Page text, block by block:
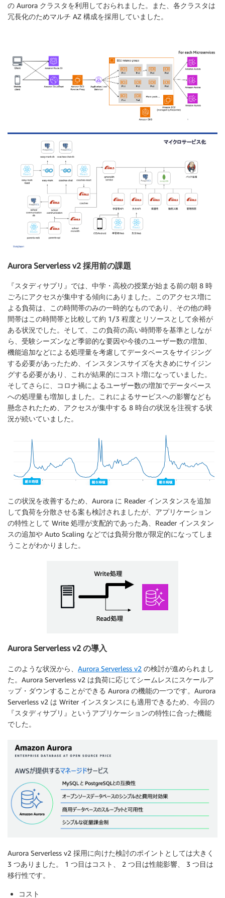
の Aurora クラスタを利用しておられました。また、各クラスタは
冗長化のためマルチ AZ 構成を採用していました。
Aurora Serverless v2 採用前の課題
『スタディサプリ』では、中学・高校の授業が始まる前の朝 8 時
ごろにアクセスが集中する傾向にありました。このアクセス増に
よる負荷は、この時間帯のみの一時的なものであり、その他の時
間帯はこの時間帯と比較して約 1/3 程度とリソースとして余裕が
ある状況でした。そして、この負荷の高い時間帯を基準としなが
ら、受験シーズンなど季節的な要因や今後のユーザー数の増加、
機能追加などによる処理量を考慮してデータベースをサイジング
する必要があったため、インスタンスサイズを大きめにサイジン
グする必要があり、これが結果的にコスト増になっていました。
そしてさらに、コロナ禍によるユーザー数の増加でデータベース
への処理量も増加しました。これによるサービスへの影響なども
懸念されたため、アクセスが集中する 8 時台の状況を注視する状
況が続いていました。
この状況を改善するため、Aurora に Reader インスタンスを追加
して負荷を分散させる案も検討されましたが、アプリケーション
の特性として Write 処理が支配的であった為、Reader インスタン
スの追加や Auto Scaling などでは負荷分散が限定的になってしま
うことがわかりました。
Aurora Serverless v2 の導入
このような状況から、 Aurora Serverless v2 の検討が進められまし
た。Aurora Serverless v2 は負荷に応じてシームレスにスケールア
ップ・ダウンすることができる Aurora の機能の一つです。Aurora
Serverless v2 は Writer インスタンスにも適用できるため、今回の
『スタディサプリ』というアプリケーションの特性に合った機能
でした。
Aurora Serverless v2 採用に向けた検討のポイントとしては大きく
3 つありました。 1 つ目はコスト、 2 つ目は性能影響、 3 つ目は
移行性です。
コスト